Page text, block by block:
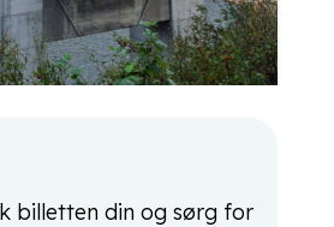
billetten din og sørg for